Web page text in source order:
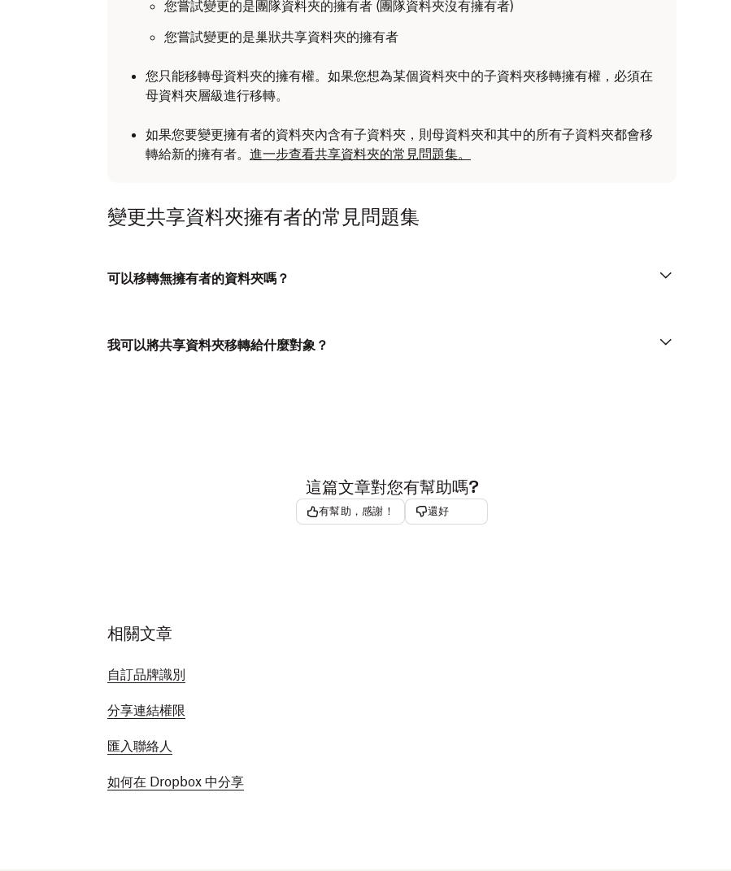
點選您要設為擁有者的人員名稱。
點選 [設為擁有者]。
再次點選 [設為擁有者]。
您嘗試變更的是團隊資料夾的擁有者 (團隊資料夾沒有擁有者)
您嘗試變更的是巢狀共享資料夾的擁有者
您只能移轉母資料夾的擁有權。如果您想為某個資料夾中的子資料夾移轉擁有權，必須在
母資料夾層級進行移轉。
如果您要變更擁有者的資料夾內含有子資料夾，則母資料夾和其中的所有子資料夾都會移
轉給新的擁有者。 進一步查看共享資料夾的常見問題集。
變更共享資料夾擁有者的常見問題集
可以移轉無擁有者的資料夾嗎？
我可以將共享資料夾移轉給什麼對象？
這篇文章對您有幫助嗎?
有幫助，感謝！ 還好
相關文章
​​自訂品牌識別
分享連結權限
匯入聯絡人
如何在 Dropbox 中分享